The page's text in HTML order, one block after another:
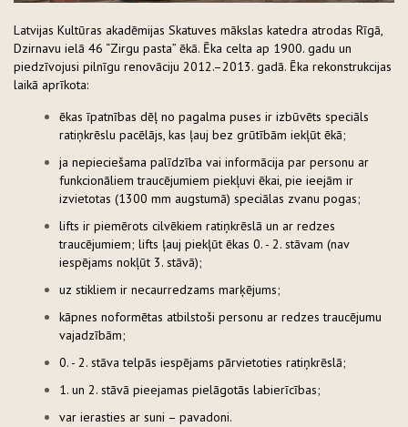
Latvijas Kultūras akadēmijas Skatuves mākslas katedra atrodas Rīgā,
Dzirnavu ielā 46 “Zirgu pasta” ēkā. Ēka celta ap 1900. gadu un
piedzīvojusi pilnīgu renovāciju 2012.–2013. gadā. Ēka rekonstrukcijas
laikā aprīkota:
ēkas īpatnības dēļ no pagalma puses ir izbūvēts speciāls
ratiņkrēslu pacēlājs, kas ļauj bez grūtībām iekļūt ēkā;
ja nepieciešama palīdzība vai informācija par personu ar
funkcionāliem traucējumiem piekļuvi ēkai, pie ieejām ir
izvietotas (1300 mm augstumā) speciālas zvanu pogas;
lifts ir piemērots cilvēkiem ratiņkrēslā un ar redzes
traucējumiem; lifts ļauj piekļūt ēkas 0. - 2. stāvam (nav
iespējams nokļūt 3. stāvā);
uz stikliem ir necaurredzams marķējums;
kāpnes noformētas atbilstoši personu ar redzes traucējumu
vajadzībām;
0. - 2. stāva telpās iespējams pārvietoties ratiņkrēslā;
1. un 2. stāvā pieejamas pielāgotās labierīcības;
var ierasties ar suni – pavadoni.